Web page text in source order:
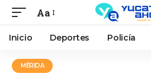
Aa
Inicio Deportes Policía
MÉRIDA